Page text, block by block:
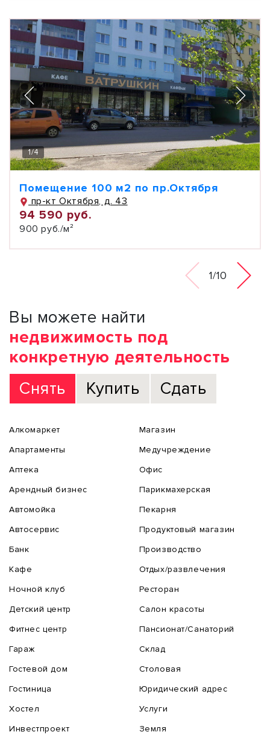
1/4
Помещение 100 м2 по пр.Октября
пр-кт Октября, д. 43
94 590 руб.
900 руб./м²
1/10
Вы можете найти
недвижимость под
конкретную деятельность
Снять
Купить Сдать
Алкомаркет
Апартаменты
Аптека
Арендный бизнес
Автомойка
Автосервис
Банк
Кафе
Ночной клуб
Детский центр
Фитнес центр
Гараж
Гостевой дом
Гостиница
Хостел
Инвестпроект
Магазин
Медучреждение
Офис
Парикмахерская
Пекарня
Продуктовый магазин
Производство
Отдых/развлечения
Ресторан
Салон красоты
Пансионат/Санаторий
Склад
Столовая
Юридический адрес
Услуги
Земля